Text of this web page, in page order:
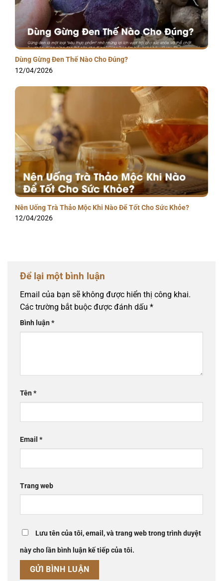
Dùng Gừng Đen Thế Nào Cho Đúng?
12/04/2026
Nên Uống Trà Thảo Mộc Khi Nào Để Tốt Cho Sức Khỏe?
12/04/2026
Để lại một bình luận
Email của bạn sẽ không được hiển thị công khai.
Các trường bắt buộc được đánh dấu *
Bình luận*
Tên*
Email *
Trang web
Lưu tên của tôi, email, và trang web trong trình duyệt
này cho lần bình luận kế tiếp của tôi.